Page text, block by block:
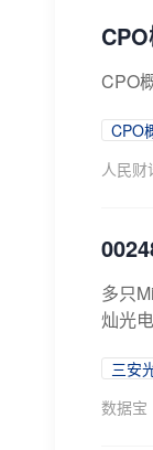
CPO
CPO
人民财
多只
灿光
三安
数据宝